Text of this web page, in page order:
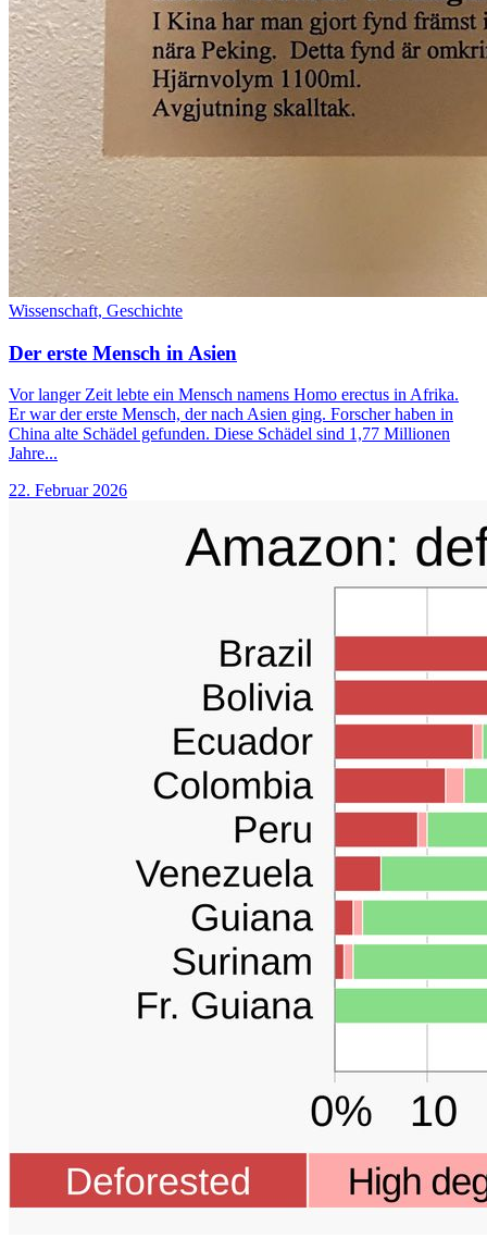
Wissenschaft, Geschichte
Der erste Mensch in Asien
Vor langer Zeit lebte ein Mensch namens Homo erectus in Afrika.
Er war der erste Mensch, der nach Asien ging. Forscher haben in
China alte Schädel gefunden. Diese Schädel sind 1,77 Millionen
Jahre...
22. Februar 2026